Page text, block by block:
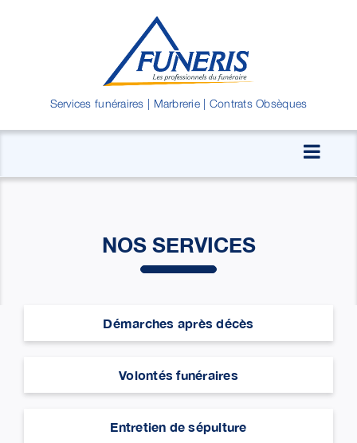
Services funéraires | Marbrerie | Contrats Obsèques
NOS SERVICES
Démarches après décès
Volontés funéraires
Entretien de sépulture